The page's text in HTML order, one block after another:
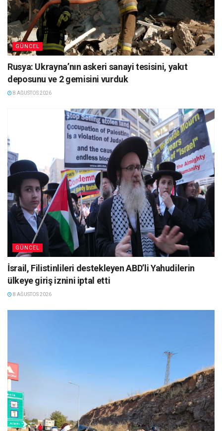
GÜNCEL
Rusya: Ukrayna’nın askeri sanayi tesisini, yakıt
deposunu ve 2 gemisini vurduk
8 AĞUSTOS 2026
GÜNCEL
İsrail, Filistinlileri destekleyen ABD’li Yahudilerin
ülkeye giriş iznini iptal etti
8 AĞUSTOS 2026